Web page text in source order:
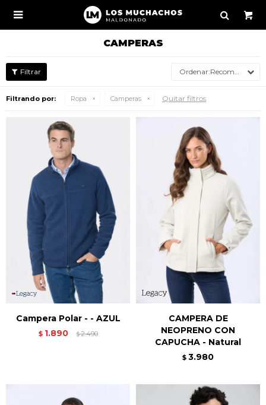

CAMPERAS
Recomendados
Filtrando por: Ropa Camperas Quitar filtros
Campera Polar - - AZUL
$ 1.890 $2.490
CAMPERA DE
NEOPRENO CON
CAPUCHA - Natural
$ 3.980